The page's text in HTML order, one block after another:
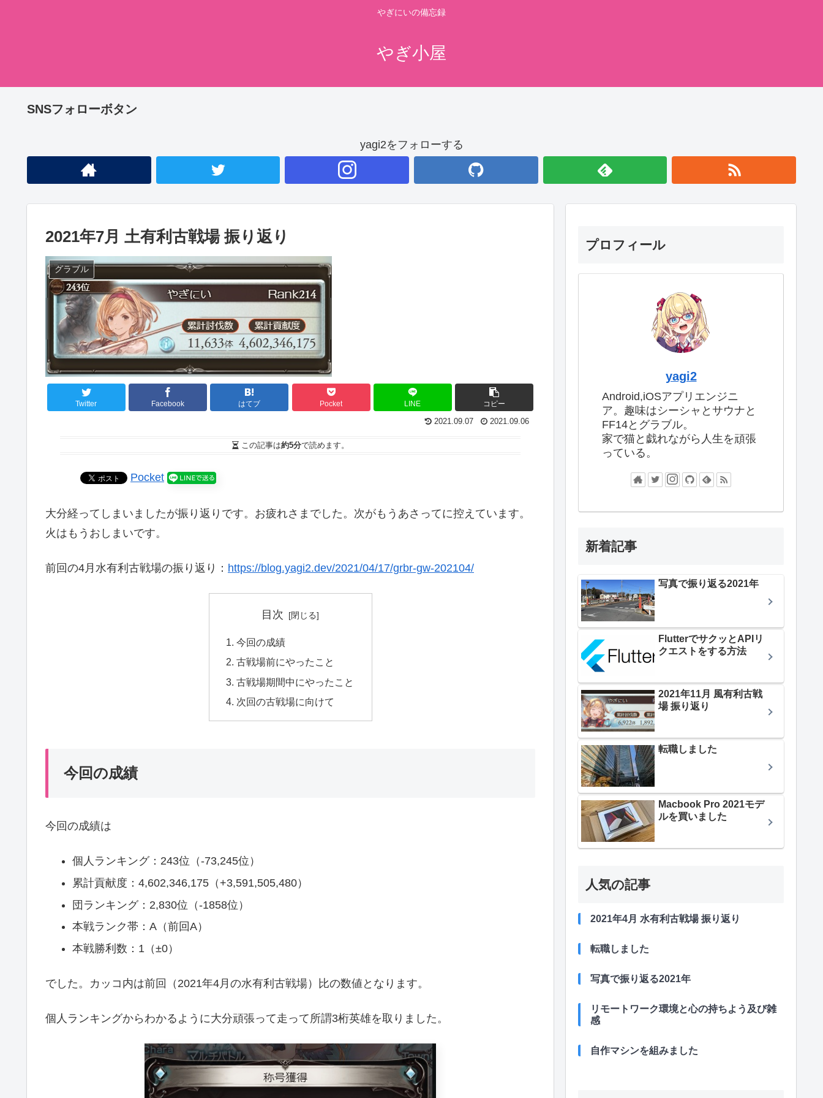
やぎにいの備忘録
やぎ小屋
SNSフォローボタン
yagi2をフォローする
2021年7月 土有利古戦場 振り返り
グラブル
Twitter Facebook はてブ Pocket LINE コピー
2021.09.07 2021.09.06
この記事は約5分で読めます。
Pocket
大分経ってしまいましたが振り返りです。お疲れさまでした。次がもうあさってに控えています。
火はもうおしまいです。
前回の4月水有利古戦場の振り返り： https://blog.yagi2.dev/2021/04/17/grbr-gw-202104/
目次
今回の成績
古戦場前にやったこと
古戦場期間中にやったこと
次回の古戦場に向けて
今回の成績
今回の成績は
個人ランキング：243位（-73,245位）
累計貢献度：4,602,346,175（+3,591,505,480）
団ランキング：2,830位（-1858位）
本戦ランク帯：A（前回A）
本戦勝利数：1（±0）
でした。カッコ内は前回（2021年4月の水有利古戦場）比の数値となります。
個人ランキングからわかるように大分頑張って走って所謂3桁英雄を取りました。
プロフィール
yagi2
Android,iOSアプリエンジニ
ア。趣味はシーシャとサウナと
FF14とグラブル。
家で猫と戯れながら人生を頑張
っている。
新着記事
写真で振り返る2021年
FlutterでサクッとAPIリ
クエストをする方法
2021年11月 風有利古戦
場 振り返り
転職しました
Macbook Pro 2021モデ
ルを買いました
人気の記事
2021年4月 水有利古戦場 振り返り
転職しました
写真で振り返る2021年
リモートワーク環境と心の持ちよう及び雑
感
自作マシンを組みました